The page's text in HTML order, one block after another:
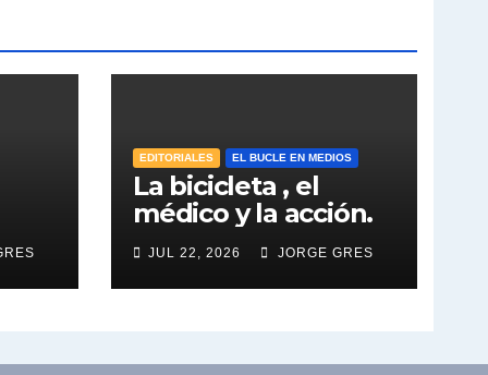
EDITORIALES EL BUCLE EN MEDIOS
La bicicleta , el
médico y la acción.
JUL 22, 2026 JORGE GRES